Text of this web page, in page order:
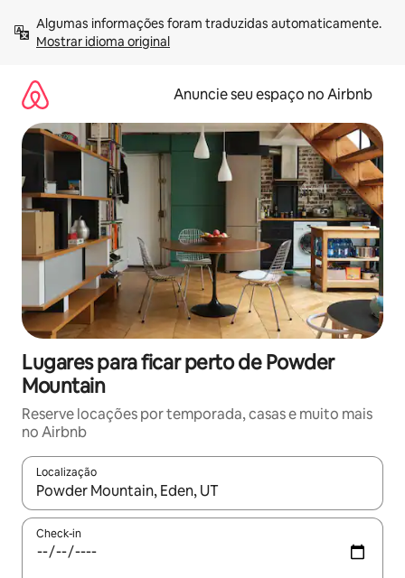
para
Mostrar idioma original
Anuncie seu espaço no Airbnb
Lugares para ficar perto de Powder
Mountain
Reserve locações por temporada, casas e muito mais
no Airbnb
Localização
Quando os resultados estiverem disponíveis, explore-os
Check-in